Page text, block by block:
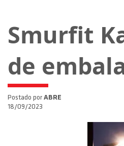
Smurfit
de
Postado por ABRE
18/09/2023